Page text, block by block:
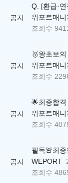
공지
위포트매니
조회수
공지
위포트매니
조회수
공지
위포트매니
조회수
공지
WEPORT
조회수